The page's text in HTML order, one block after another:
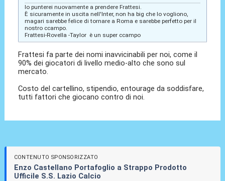
Io punterei nuovamente a prendere Frattesi.
È sicuramente in uscita nell'Inter, non ha big che lo vogliono,
magari sarebbe felice di tornare a Roma e sarebbe perfetto per il
nostro ccampo.
Frattesi-Rovella -Taylor è un super ccampo
Frattesi fa parte dei nomi inavvicinabili per noi, come il
90% dei giocatori di livello medio-alto che sono sul
mercato.
Costo del cartellino, stipendio, entourage da soddisfare,
tutti fattori che giocano contro di noi.
CONTENUTO SPONSORIZZATO
Enzo Castellano Portafoglio a Strappo Prodotto
Ufficile S.S. Lazio Calcio